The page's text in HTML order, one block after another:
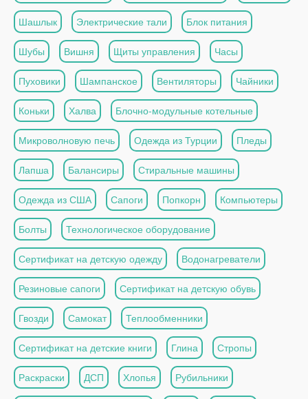
Шашлык Электрические тали Блок питания
Шубы Вишня Щиты управления Часы
Пуховики Шампанское Вентиляторы Чайники
Коньки Халва Блочно-модульные котельные
Микроволновую печь Одежда из Турции Пледы
Лапша Балансиры Стиральные машины
Одежда из США Сапоги Попкорн Компьютеры
Болты Технологическое оборудование
Сертификат на детскую одежду Водонагреватели
Резиновые сапоги Сертификат на детскую обувь
Гвозди Самокат Теплообменники
Сертификат на детские книги Глина Стропы
Раскраски ДСП Хлопья Рубильники